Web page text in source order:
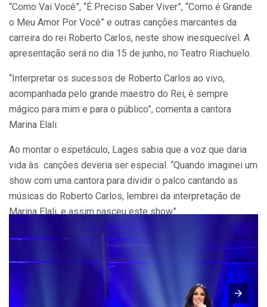
“Como Vai Você”, “É Preciso Saber Viver”, “Como é Grande
o Meu Amor Por Você” e outras canções marcantes da
carreira do rei Roberto Carlos, neste show inesquecível. A
apresentação será no dia 15 de junho, no Teatro Riachuelo.
“Interpretar os sucessos de Roberto Carlos ao vivo,
acompanhada pelo grande maestro do Rei, é sempre
mágico para mim e para o público”, comenta a cantora
Marina Elali.
Ao montar o espetáculo, Lages sabia que a voz que daria
vida às canções deveria ser especial. “Quando imaginei um
show com uma cantora para dividir o palco cantando as
músicas do Roberto Carlos, lembrei da interpretação de
Marina Elali, e assim nasceu este show”.